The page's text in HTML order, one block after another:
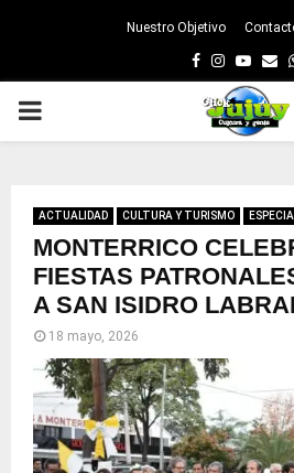
Nuestro Objetivo
Facebook
PRIMARY
ACTUALIDAD CULTURA Y TURISMO
MONTERRICO
FIESTAS
A SAN ISIDRO
18 mayo, 2026